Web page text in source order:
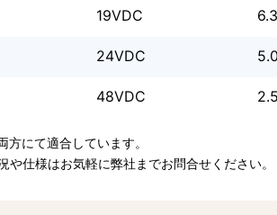
19VDC
24VDC
48VDC
にて適合しています。
や仕様はお気軽に弊社までお問合せください。